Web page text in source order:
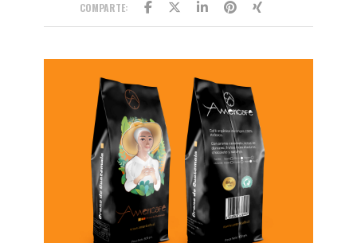
COMPARTE: